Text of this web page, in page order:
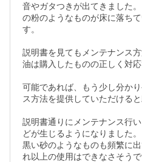
音やガタつきが出てきました
の粉のようなものが床に落ち
す。
説明書を見てもメンテナンス
油は購入したものの正しく対
可能であれば、もう少し分か
ス方法を提供していただけると
説明書通りにメンテナンス行
どが生じるようになりました。
黒い砂のようなものも頻繁に
れ以上の使用はできなさそうで